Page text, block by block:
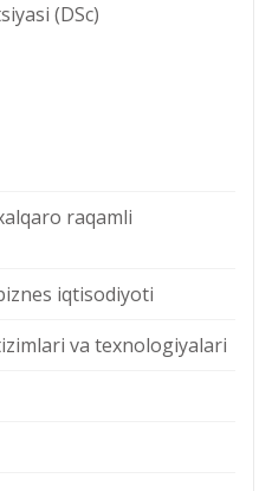
(DSc)
raqamli
iqtisodiyoti
va texnologiyalari